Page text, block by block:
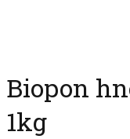
Biopon
1kg